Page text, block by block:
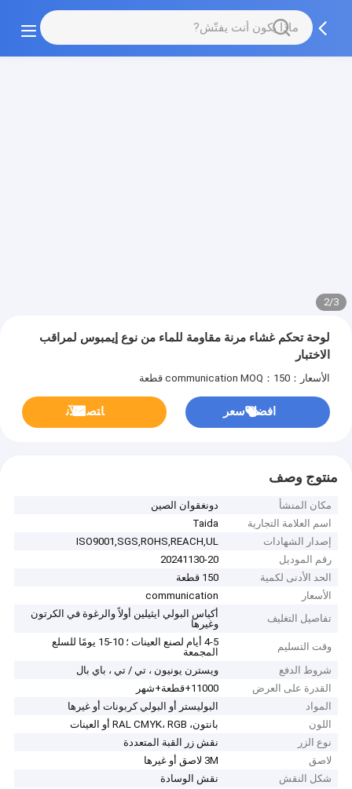
2/3
لوحة تحكم غشاء مرنة مقاومة للماء من نوع إيمبوس لمراقب
الاختبار
الأسعار：communication MOQ：150 قطعة
افضل سعر ﺎﺘﺼﻟ ﺍﻶﻧ
منتوج وصف
مكان المنشأ
دونغقوان الصين
اسم العلامة التجارية
Taida
إصدار الشهادات
ISO9001,SGS,ROHS,REACH,UL
رقم الموديل
20241130-20
الحد الأدنى لكمية
150 قطعة
الأسعار
communication
تفاصيل التغليف
أكياس البولي ايثيلين أولاً والرغوة في الكرتون
وغيرها
وقت التسليم
4-5 أيام لصنع العينات ؛ 10-15 يومًا للسلع
المجمعة
شروط الدفع
ويسترن يونيون ، تي / تي ، باي بال
القدرة على العرض
11000+قطعة+شهر
المواد
البوليستر أو البولي كربونات أو غيرها
اللون
بانتون، RAL CMYK، RGB أو العينات
نوع الزر
نقش زر القبة المتعددة
لاصق
3M لاصق أو غيرها
شكل النقش
نقش الوسادة